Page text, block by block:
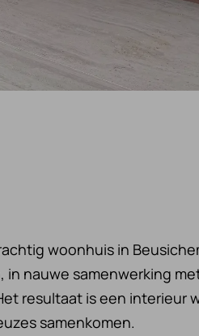
woonhuis in
nauwe samenwerking
resultaat is een interieur
samenkomen.